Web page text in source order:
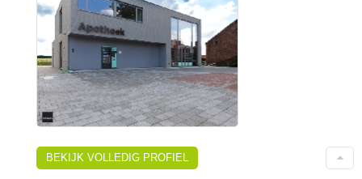
BEKIJK VOLLEDIG PROFIEL